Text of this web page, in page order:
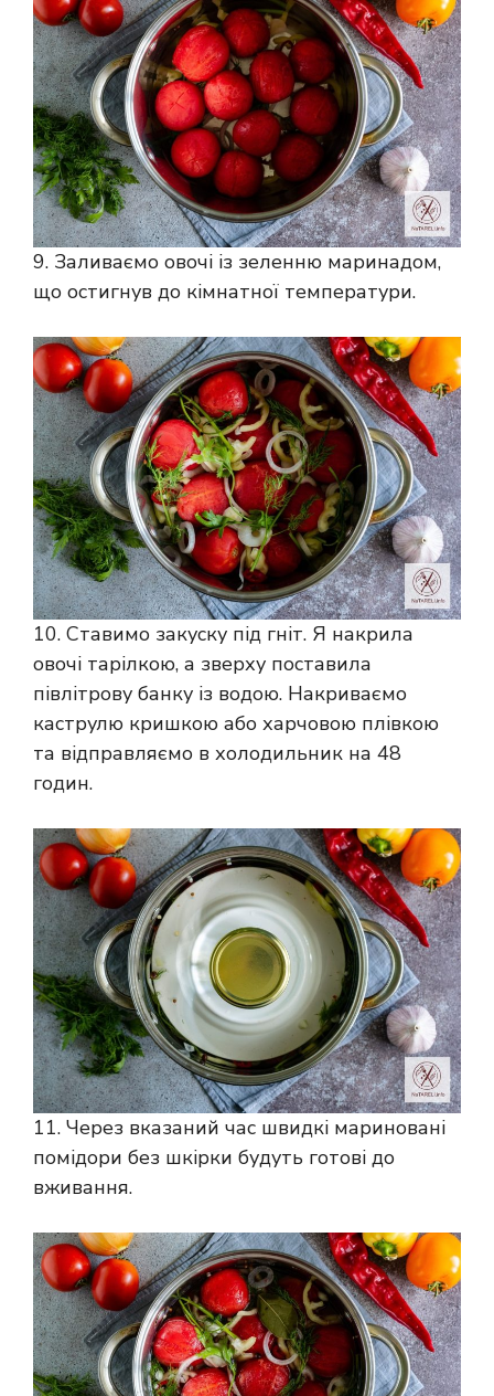
9. Заливаємо овочі із зеленню маринадом,
що остигнув до кімнатної температури.
10. Ставимо закуску під гніт. Я накрила
овочі тарілкою, а зверху поставила
півлітрову банку із водою. Накриваємо
каструлю кришкою або харчовою плівкою
та відправляємо в холодильник на 48
годин.
11. Через вказаний час швидкі мариновані
помідори без шкірки будуть готові до
вживання.